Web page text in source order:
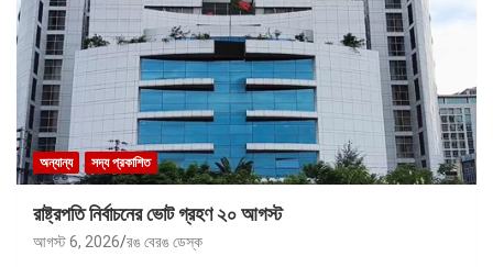
অন্যান্য সদ্য প্রকাশিত
রাষ্ট্রপতি নির্বাচনের ভোট গ্রহণ ২০ আগস্ট
আগস্ট 6, 2026 রঙ বেরঙ ডেস্ক